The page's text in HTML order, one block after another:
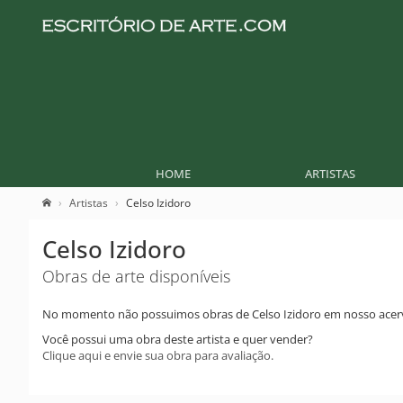
HOME ARTISTAS
Artistas Celso Izidoro
Celso Izidoro
Obras de arte disponíveis
No momento não possuimos obras de Celso Izidoro em nosso
Você possui uma obra deste artista e quer vender?
Clique aqui e envie sua obra para avaliação.